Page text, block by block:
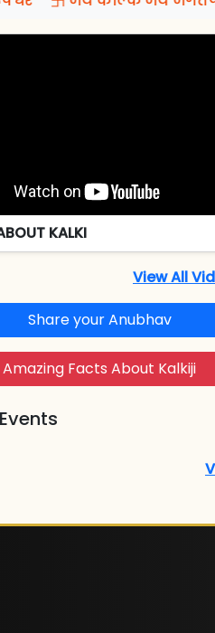
KALKI
View All
Share your Anubhav
Amazing Facts About Kalkiji